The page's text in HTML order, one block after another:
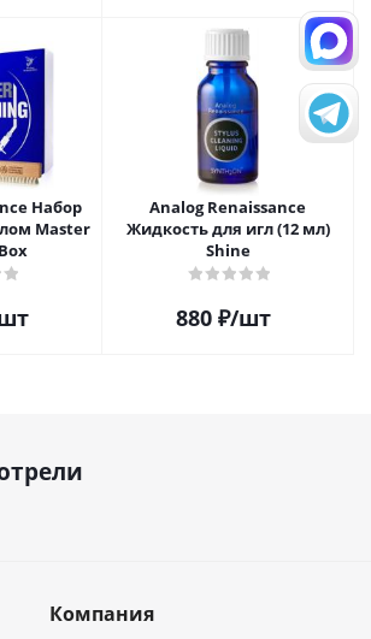
Набор
Master
Analog Renaissance
Жидкость для игл (12 мл)
Shine
880 ₽/шт
Компания